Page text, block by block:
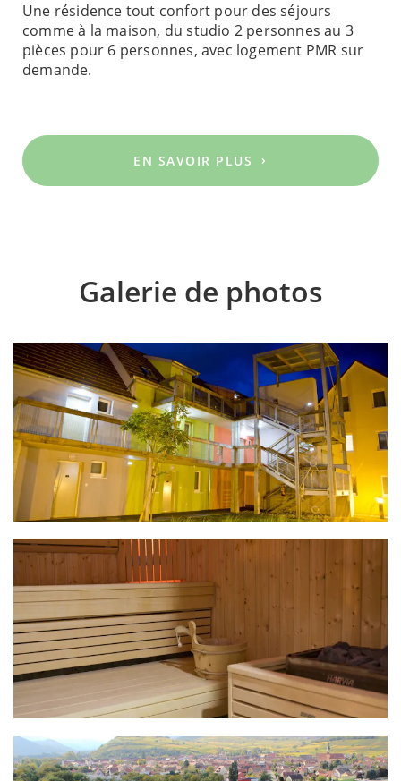
Une résidence tout confort pour des séjours
comme à la maison, du studio 2 personnes au 3
pièces pour 6 personnes, avec logement PMR sur
demande.
EN SAVOIR PLUS
Galerie de photos